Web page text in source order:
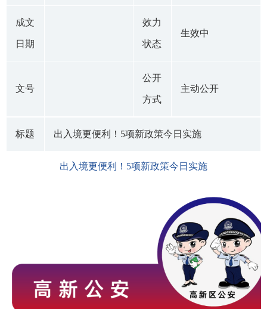
成文
日期
效力
状态
生效中
文号
公开
方式
主动公开
标题 出入境更便利！5项新政策今日实施
出入境更便利！5项新政策今日实施